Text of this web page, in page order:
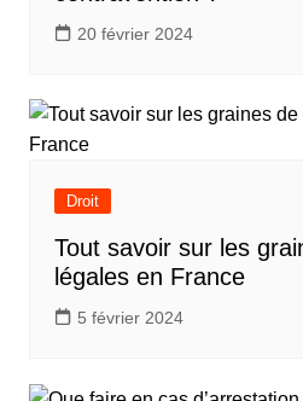
20 février 2024
Droit
Tout savoir sur les
légales en France
5 février 2024